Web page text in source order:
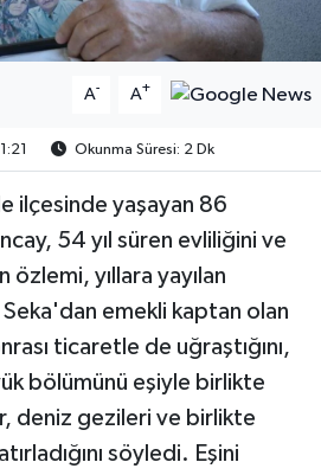
A- A+
Okunma Süresi: 2 Dk
ilçesinde yaşayan 86
54 yıl süren evliliğini ve
yıllara yayılan
Seka'dan emekli kaptan olan
ticaretle de uğraştığını,
bölümünü eşiyle birlikte
deniz gezileri ve birlikte
söyledi. Eşini